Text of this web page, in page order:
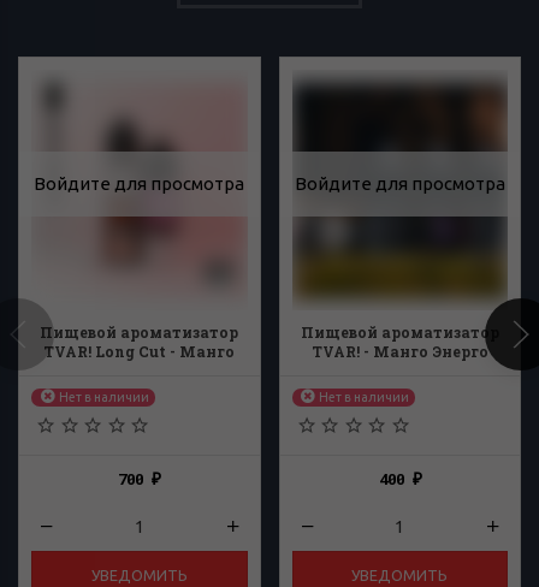
Войдите для просмотра
Пищевой ароматизатор
TVAR! Long Cut - Манго
Нет в наличии
700₽
УВЕДОМИТЬ
Войдите для просмотра
Пищевой ароматизатор
TVAR! - Манго Энерго
Нет в наличии
400 ₽
УВЕДОМИТЬ